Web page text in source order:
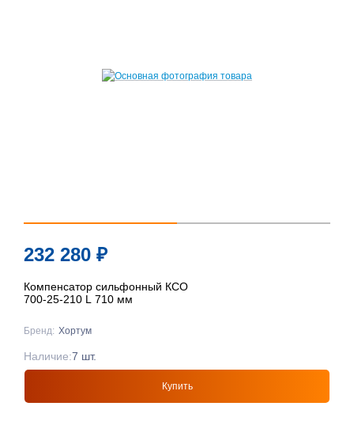
232 280 ₽
Компенсатор сильфонный КСО
700-25-210 L 710 мм
Бренд: Хортум
Купить
Наличие:7 шт.